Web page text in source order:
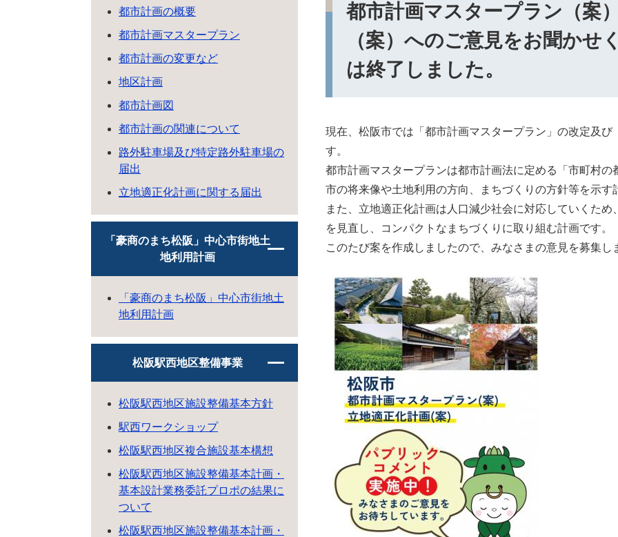
都市計画マスタープラン（案
（案）へのご意見をお聞か
は終了しました。
現在、松阪市では「都市計画マスタープラン」の改定及
す。
都市計画マスタープランは都市計画法に定める「市町村
市の将来像や土地利用の方向、まちづくりの方針等を示す
また、立地適正化計画は人口減少社会に対応していくた
を見直し、コンパクトなまちづくりに取り組む計画です。
このたび案を作成しましたので、みなさまの意見を募集し
都市計画の概要
都市計画マスタープラン
都市計画の変更など
地区計画
都市計画図
都市計画の関連について
路外駐車場及び特定路外駐車場の
届出
立地適正化計画に関する届出
「豪商のまち松阪」中心市街地土
地利用計画
「豪商のまち松阪」中心市街地土
地利用計画
松阪駅西地区整備事業
松阪駅西地区施設整備基本方針
駅西ワークショップ
松阪駅西地区複合施設基本構想
松阪駅西地区施設整備基本計画・
基本設計業務委託プロポの結果に
ついて
松阪駅西地区施設整備基本計画・